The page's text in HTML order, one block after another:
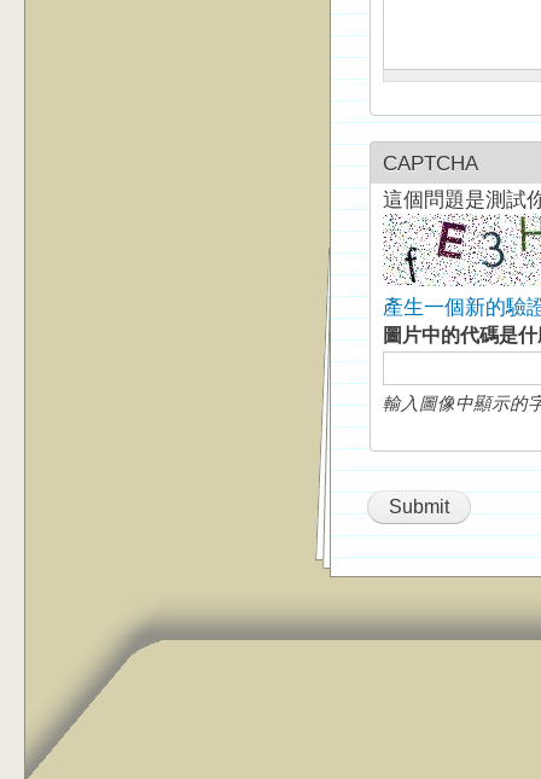
CAPTCHA
這個問題是測試
產生一個新的驗
圖片中的代碼是
輸入圖像中顯示的